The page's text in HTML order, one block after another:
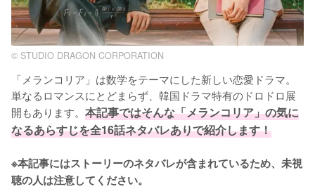
© STUDIO DRAGON CORPORATION
「メランコリア」は数学をテーマにした新しい恋愛ドラマ。
単なるロマンスにとどまらず、韓国ドラマ特有のドロドロ展
開もあります。 本記事ではそんな「メランコリア」の気に
なるあらすじを全16話ネタバレありで紹介します！
※本記事にはストーリーのネタバレが含まれているため、未視
聴の人は注意してください。